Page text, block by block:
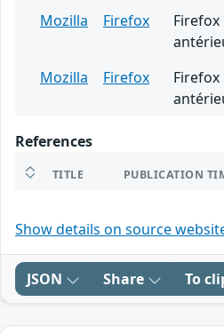
Mozilla
Firefox
Firefox
Mozilla
Firefox
Firefox
References
TITLE PUBLICATION
Show details on source
JSON Share To